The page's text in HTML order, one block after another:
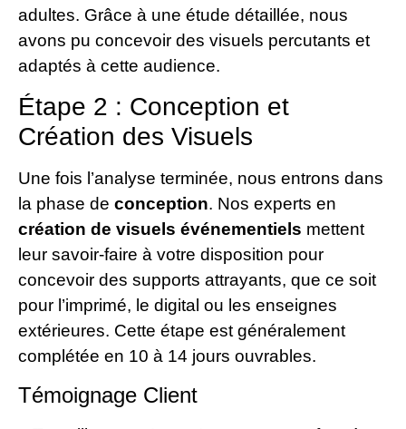
adultes. Grâce à une étude détaillée, nous
avons pu concevoir des visuels percutants et
adaptés à cette audience.
Étape 2 : Conception et
Création des Visuels
Une fois l’analyse terminée, nous entrons dans
la phase de conception. Nos experts en
création de visuels événementiels mettent
leur savoir-faire à votre disposition pour
concevoir des supports attrayants, que ce soit
pour l’imprimé, le digital ou les enseignes
extérieures. Cette étape est généralement
complétée en 10 à 14 jours ouvrables.
Témoignage Client